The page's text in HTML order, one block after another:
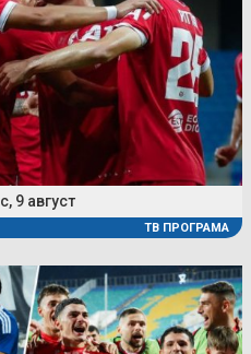
9 август
ТВ ПРОГРАМА